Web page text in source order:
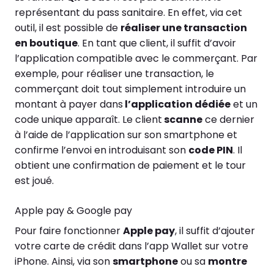
représentant du pass sanitaire. En effet, via cet
outil, il est possible de réaliser une transaction
en boutique. En tant que client, il suffit d’avoir
l’application compatible avec le commerçant. Par
exemple, pour réaliser une transaction, le
commerçant doit tout simplement introduire un
montant à payer dansl’application dédiéeet un
code unique apparaît. Le clientscannece dernier
à l’aide de l’application sur son smartphone et
confirme l’envoi en introduisant son code PIN. Il
obtient une confirmation de paiement et le tour
est joué.
Apple pay & Google pay
Pour faire fonctionnerApple pay, il suffit d’ajouter
votre carte de crédit dans l’app Wallet sur votre
iPhone. Ainsi, via sonsmartphoneou sa montre